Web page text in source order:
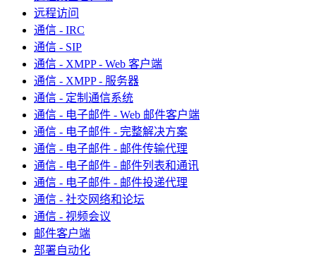
远程访问
通信 - IRC
通信 - SIP
通信 - XMPP - Web 客户端
通信 - XMPP - 服务器
通信 - 定制通信系统
通信 - 电子邮件 - Web 邮件客户端
通信 - 电子邮件 - 完整解决方案
通信 - 电子邮件 - 邮件传输代理
通信 - 电子邮件 - 邮件列表和通讯
通信 - 电子邮件 - 邮件投递代理
通信 - 社交网络和论坛
通信 - 视频会议
邮件客户端
部署自动化